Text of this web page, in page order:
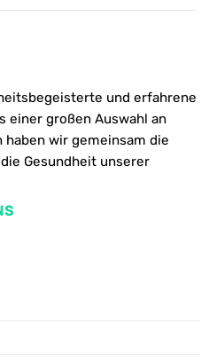
und erfahrene
einer großen Auswahl an
wir gemeinsam die
Gesundheit unserer